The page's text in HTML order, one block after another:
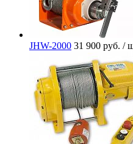
JHW-2000 31 900 руб. /